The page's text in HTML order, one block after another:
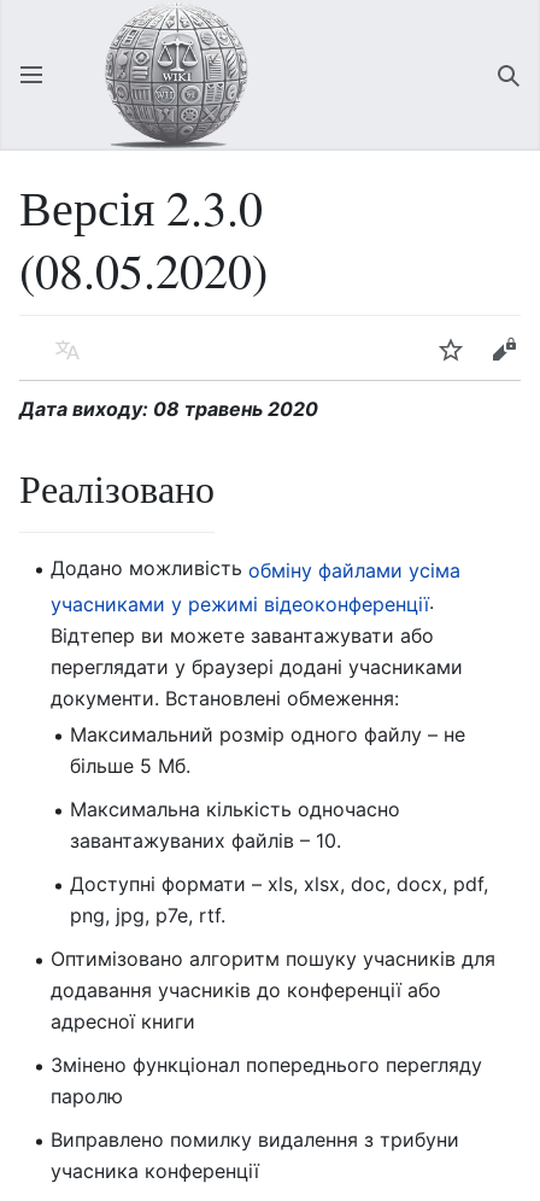
Відкрити головне меню
Версія 2.3.0
(08.05.2020)
Мова Спостерігати
Редагувати
Дата виходу: 08 травень 2020
Реалізовано
Додано можливість обміну файлами усіма
учасниками у режимі відеоконференції.
Відтепер ви можете завантажувати або
переглядати у браузері додані учасниками
документи. Встановлені обмеження:
Максимальний розмір одного файлу – не
більше 5 Мб.
Максимальна кількість одночасно
завантажуваних файлів – 10.
Доступні формати – xls, xlsx, doc, docx, pdf,
png, jpg, p7e, rtf.
Оптимізовано алгоритм пошуку учасників для
додавання учасників до конференції або
адресної книги
Змінено функціонал попереднього перегляду
паролю
Виправлено помилку видалення з трибуни
учасника конференції